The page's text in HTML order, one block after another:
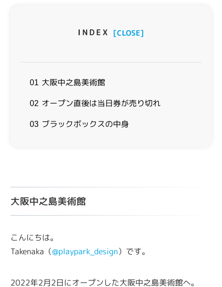
INDEX [CLOSE]
01 大阪中之島美術館
02 オープン直後は当日券が売り切れ
03 ブラックボックスの中身
大阪中之島美術館
こんにちは。
Takenaka（@playpark_design）です。
2022年2月2日にオープンした大阪中之島美術館へ。